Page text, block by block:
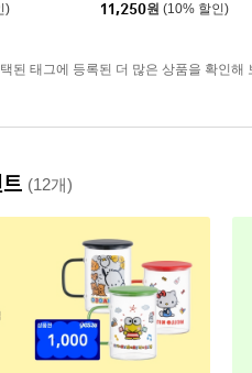
)
11,250원 (10% 할인)
된 태그에 등록된 더 많은 상품을 확인해
(12개)